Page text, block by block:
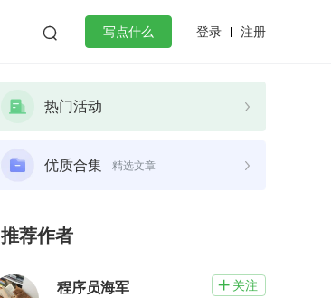
 写点什么 登录 注册
热门活动
优质合集 精选文章
推荐作者
程序员海军  关注